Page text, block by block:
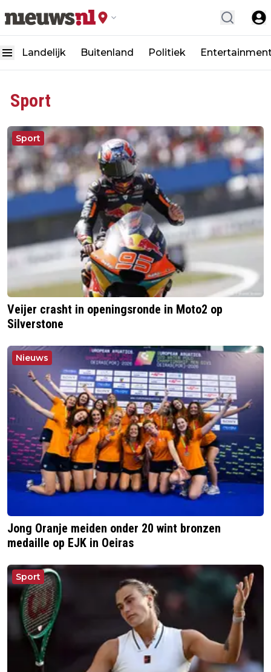
Landelijk Buitenland Politiek
Sport
Sport
Veijer crasht in openingsronde in Moto2 op
Silverstone
Nieuws
Jong Oranje meiden onder 20 wint bronzen
medaille op EJK in Oeiras
Sport